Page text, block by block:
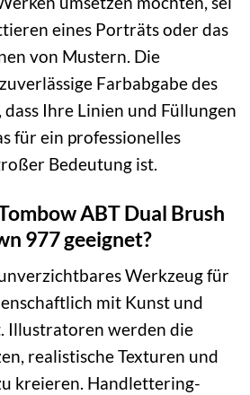
eines Porträts oder das
von Mustern. Die
Farbabgabe des
Ihre Linien und Füllungen
für ein professionelles
Bedeutung ist.
ABT Dual Brush
977 geeignet?
Werkzeug für
mit Kunst und
Illustratoren werden die
realistische Texturen und
kreieren. Handlettering-